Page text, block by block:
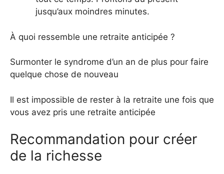
jusqu’aux moindres minutes.
À quoi ressemble une retraite anticipée ?
Surmonter le syndrome d’un an de plus pour faire
quelque chose de nouveau
Il est impossible de rester à la retraite une fois que
vous avez pris une retraite anticipée
Recommandation pour créer
de la richesse